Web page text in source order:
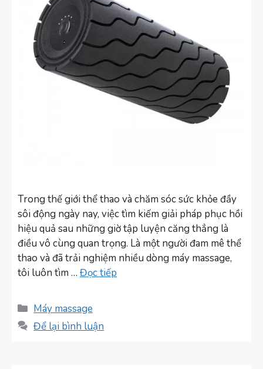
Trong thế giới thể thao và chăm sóc sức khỏe đầy
sôi động ngày nay, việc tìm kiếm giải pháp phục hồi
hiệu quả sau những giờ tập luyện căng thẳng là
điều vô cùng quan trọng. Là một người đam mê thể
thao và đã trải nghiệm nhiều dòng máy massage,
tôi luôn tìm … Đọc tiếp
Danh
mục
Máy massage
Để lại bình luận